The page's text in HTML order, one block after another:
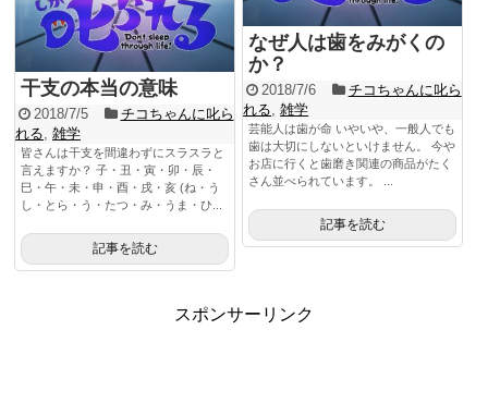
なぜ人は歯をみがくの
か？
2018/7/6
チコちゃんに叱ら
れる,雑学
芸能人は歯が命 いやいや、一般人でも
歯は大切にしないといけません。 今や
お店に行くと歯磨き関連の商品がたく
さん並べられています。 ...
記事を読む
干支の本当の意味
2018/7/5
チコちゃんに叱ら
れる, 雑学
皆さんは干支を間違わずにスラスラと
言えますか？ 子・丑・寅・卯・辰・
巳・午・未・申・酉・戌・亥 (ね・う
し・とら・う・たつ・み・うま・ひ...
記事を読む
スポンサーリンク